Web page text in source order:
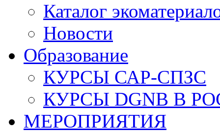
Каталог
Новости
Образование
КУРСЫ САР-СПЗС
КУРСЫ DGNB В
МЕРОПРИЯТИЯ